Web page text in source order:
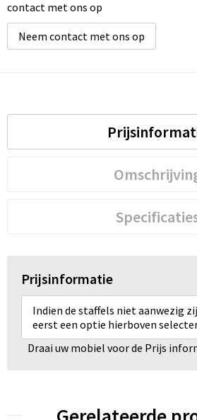
contact met ons op
Neem contact met ons op
Prijsinformatie
Indien de staffels niet aanwezig
eerst een optie hierboven
Draai uw mobiel voor de Prijs